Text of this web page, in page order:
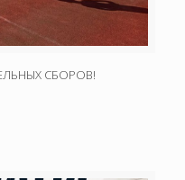
СБОРОВ!